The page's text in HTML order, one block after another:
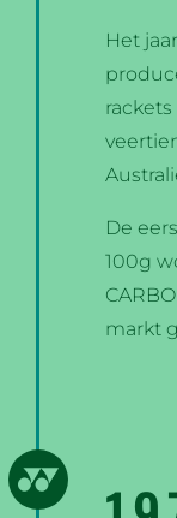
Het
De
100g
markt